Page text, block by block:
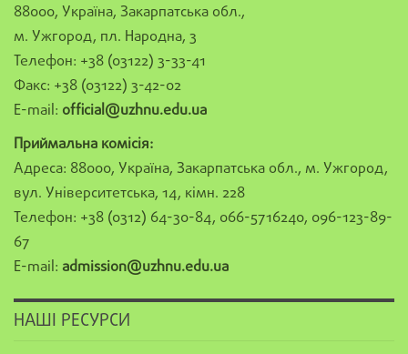
88000, Україна, Закарпатська обл.,
м. Ужгород, пл. Народна, 3
Телефон: +38 (03122) 3-33-41
Факс: +38 (03122) 3-42-02
E-mail: official@uzhnu.edu.ua
Приймальна комісія:
Адреса: 88000, Україна, Закарпатська обл., м. Ужгород,
вул. Університетська, 14, кімн. 228
Телефон: +38 (0312) 64-30-84, 066-5716240, 096-123-89-
67
E-mail: admission@uzhnu.edu.ua
НАШІ РЕСУРСИ